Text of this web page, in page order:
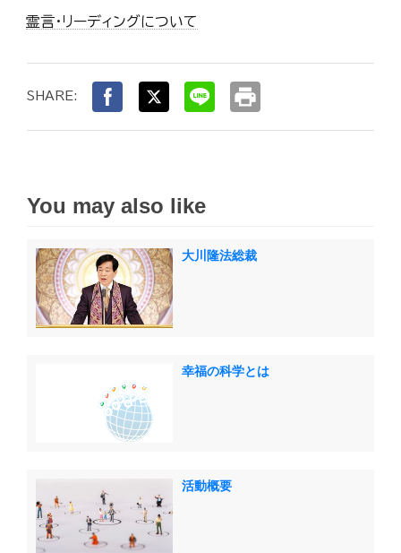
霊言・リーディングについて
SHARE: print
You may also like
大川隆法総裁
幸福の科学とは
活動概要